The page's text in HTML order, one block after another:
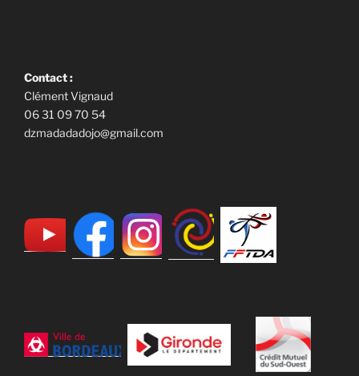
Contact :
Clément Vignaud
06 31 09 70 54
dzmadadadojo@gmail.com